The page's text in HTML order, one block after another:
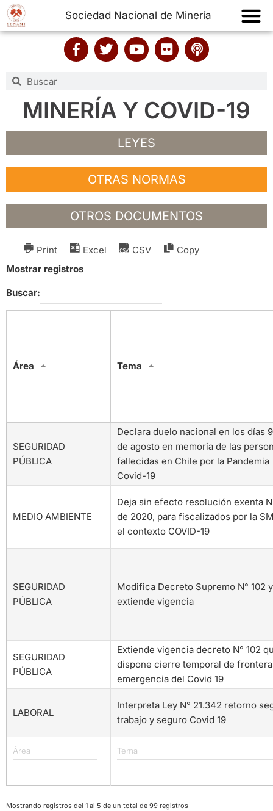
Sociedad Nacional de Minería
MINERÍA Y COVID-19
LEYES
OTRAS NORMAS
OTROS DOCUMENTOS
Print Excel CSV
Copy
Mostrar registros
Buscar:
Área Tema
SEGURIDAD
PÚBLICA
Ministerio
del
Interior
Declara duelo nacional en los días
de agosto en memoria de las
fallecidas en Chile por la Pandemia
Covid-19
MEDIO AMBIENTE
de
Medio
Ambiente
Deja sin efecto resolución exenta
de 2020, para fiscalizados por la
el contexto COVID-19
SEGURIDAD
PÚBLICA
Interior
y
Modifica Decreto Supremo N° 102 y
extiende vigencia
SEGURIDAD
PÚBLICA
Ministerio
del
Interior
Extiende vigencia decreto N° 102
dispone cierre temporal de
emergencia del Covid 19
LABORAL
Trabajo
Interpreta Ley N° 21.342 retorno
trabajo y seguro Covid 19
Mostrando registros del 1 al 5 de un total de 99 registros